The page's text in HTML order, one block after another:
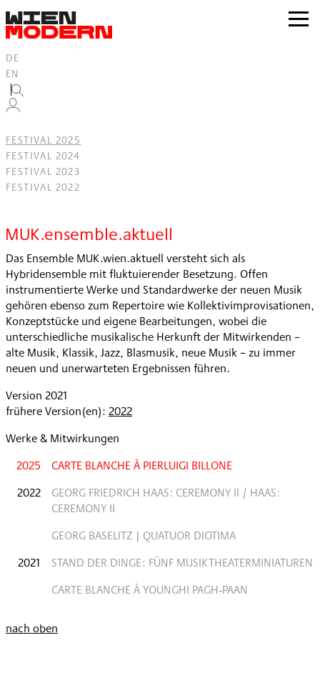
springen
zur
DE
EN
FESTIVAL 2025
FESTIVAL 2024
FESTIVAL 2023
FESTIVAL 2022
MUK.ensemble.aktuell
Das Ensemble MUK.wien.aktuell versteht sich als
Hybridensemble mit fluktuierender Besetzung. Offen
instrumentierte Werke und Standardwerke der neuen Musik
gehören ebenso zum Repertoire wie Kollektivimprovisationen,
Konzeptstücke und eigene Bearbeitungen, wobei die
unterschiedliche musikalische Herkunft der Mitwirkenden –
alte Musik, Klassik, Jazz, Blasmusik, neue Musik – zu immer
neuen und unerwarteten Ergebnissen führen.
Version 2021
frühere Version(en): 2022
Werke & Mitwirkungen
2025
CARTE BLANCHE À PIERLUIGI BILLONE
2022
GEORG FRIEDRICH HAAS: CEREMONY II / HAAS:
CEREMONY II
GEORG BASELITZ | QUATUOR DIOTIMA
2021
STAND DER DINGE: FÜNF MUSIKTHEATERMINIATUREN
CARTE BLANCHE À YOUNGHI PAGH‐PAAN
nach oben